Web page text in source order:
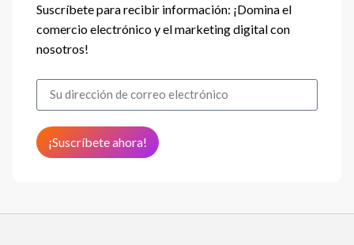
Suscríbete para recibir información: ¡Domina el
comercio electrónico y el marketing digital con
nosotros!
¡Suscríbete ahora!